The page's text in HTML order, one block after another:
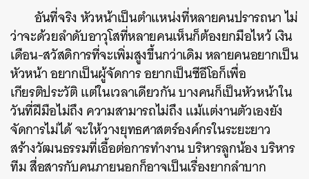
อันที่จริง หัวหน้าเป็นตำแหน่งที่หลายคนปรารถนา ไม่
ว่าจะด้วยลำดับอาวุโสที่หลายคนเห็นก็ต้องยกมือไหว้ เงิน
เดือน-สวัสดิการที่จะเพิ่มสูงขึ้นกว่าเดิม หลายคนอยากเป็น
หัวหน้า อยากเป็นผู้จัดการ อยากเป็นซีอีโอก็เพื่อ
เกียรติประวัติ แต่ในเวลาเดียวกัน บางคนก็เป็นหัวหน้าใน
วันที่ฝีมือไม่ถึง ความสามารถไม่ถึง แม้แต่งานตัวเองยัง
จัดการไม่ได้ จะให้วางยุทธศาสตร์องค์กรในระยะยาว
สร้างวัฒนธรรมที่เอื้อต่อการทำงาน บริหารลูกน้อง บริหาร
ทีม สื่อสารกับคนภายนอกก็อาจเป็นเรื่องยากลำบาก